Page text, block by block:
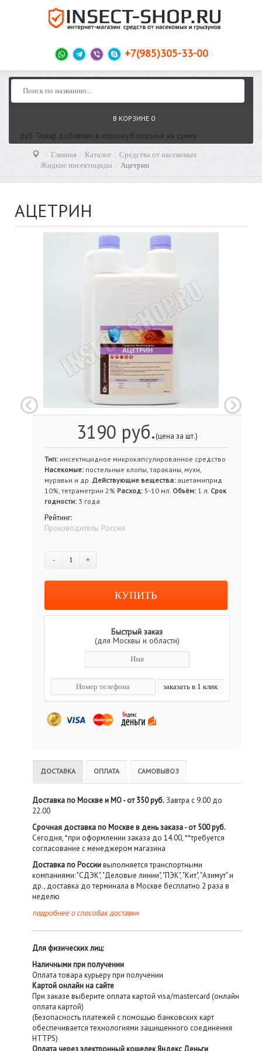
+7(985)305-33-00
В КОРЗИНЕ 0
руб. Товар добавлен в корзину В корзине на сумму
Главная Каталог
Средства от насекомых
Жидкие инсектициды
Ацетрин
АЦЕТРИН
3190 руб.(цена за шт.)
Тип: инсектицидное микрокапсулированное средство
Насекомые: постельные клопы, тараканы, мухи,
муравьи и др. Действующие вещества: ацетамиприд
10%, тетраметрин 2% Расход: 5-10 мл. Объём: 1 л. Срок
годности: 3 года
Рейтинг:
Производитель: Россия
- +
Быстрый заказ
(для Москвы и области)
ДОСТАВКА ОПЛАТА САМОВЫВОЗ
Доставка по Москве и МО - от 350 руб.Завтра с 9.00 до
22.00
Срочная доставка по Москве в день заказа - от 500 руб.
Сегодня, *при оформлении заказа до 14.00, **требуется
согласование с менеджером магазина
Доставка по Россиивыполняется транспортными
компаниями: "СДЭК", "Деловые линии", "ПЭК", "Кит", "Азимут" и
др., доставка до терминала в Москве бесплатно 2 раза в
неделю
подробнее о способах доставки
Для физических лиц:
Наличными при получении
Оплата товара курьеру при получении
Картой онлайн на сайте
При заказе выберите оплата картой visa/mastercard (онлайн
оплата картой)
(Безопасность платежей с помощью банковских карт
обеспечивается технологиями защищенного соединения
HTTPS)
Оплата через электронный кошелек Яндекс Деньги